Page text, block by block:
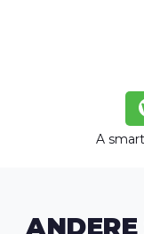
A
ANDERE